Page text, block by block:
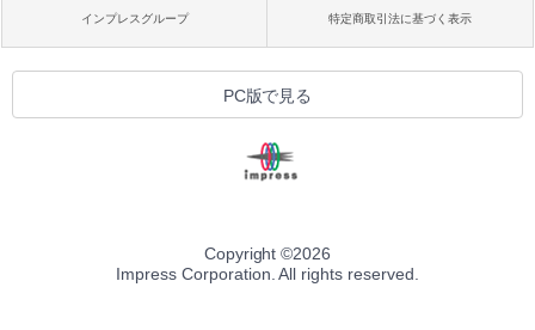
インプレスグループ 特定商取引法に基づく表示
PC版で見る
Copyright ©2026
Impress Corporation. All rights reserved.